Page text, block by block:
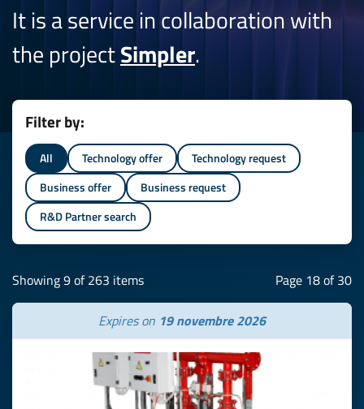
It is a service in collaboration with
the projectSimpler.
Filter by:
All Technology offer
Technology request
Business offer
Business request
R&D Partner search
Showing 9 of 263 items Page 18 of 30
Expires on 19 novembre 2026